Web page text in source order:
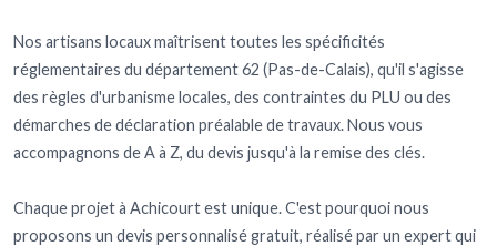
Nos artisans locaux maîtrisent toutes les spécificités
réglementaires du département 62 (Pas-de-Calais), qu'il s'agisse
des règles d'urbanisme locales, des contraintes du PLU ou des
démarches de déclaration préalable de travaux. Nous vous
accompagnons de A à Z, du devis jusqu'à la remise des clés.
Chaque projet à Achicourt est unique. C'est pourquoi nous
proposons un devis personnalisé gratuit, réalisé par un expert qui